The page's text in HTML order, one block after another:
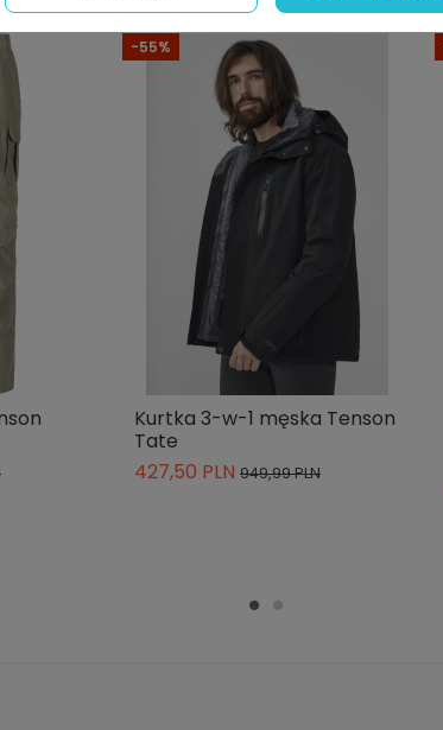
Długa
Nie
Nie
-55%
Kurtka 3-w-1 męska Tenson
Tate
427,50 PLN 949,99 PLN